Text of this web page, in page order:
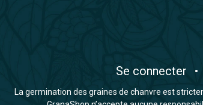
​Se connecter •
La germination des graines de chanvre est